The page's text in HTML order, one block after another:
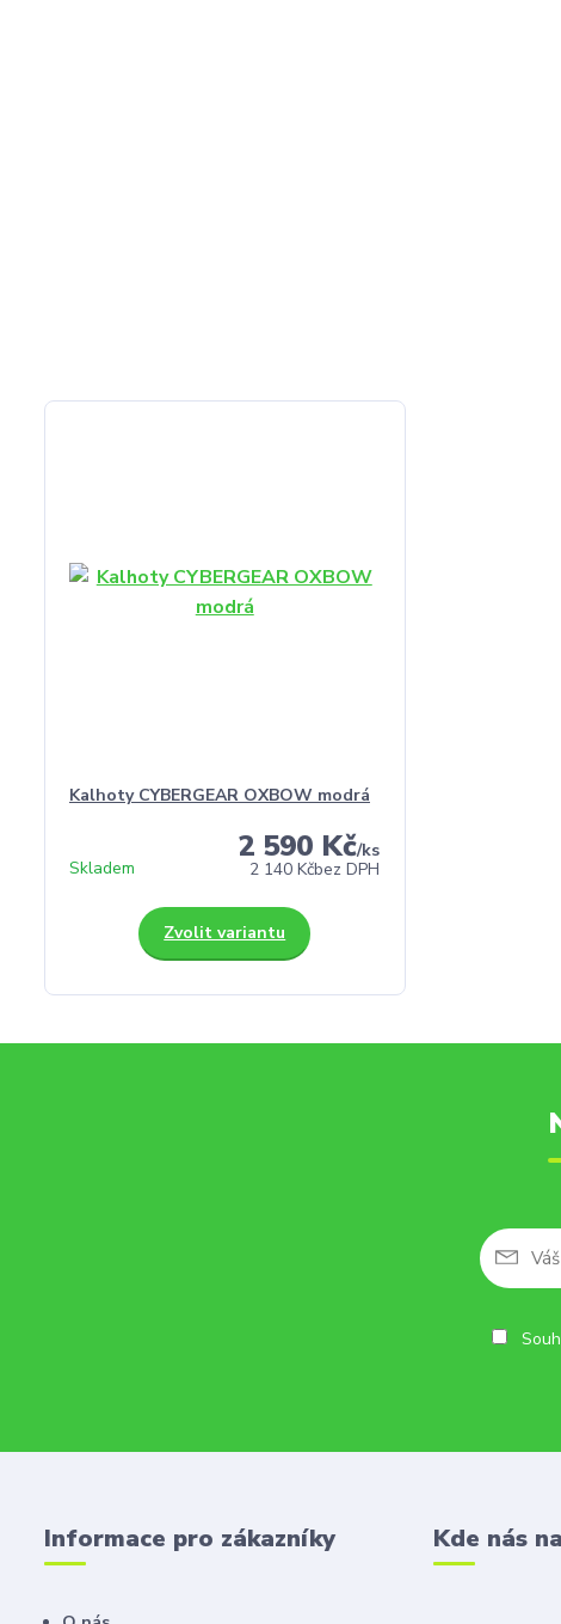
Kalhoty CYBERGEAR OXBOW modrá
2 590 Kč/ks
2 140 Kčbez DPH
Skladem
Zvolit variantu
Informace pro zákazníky Kde nás